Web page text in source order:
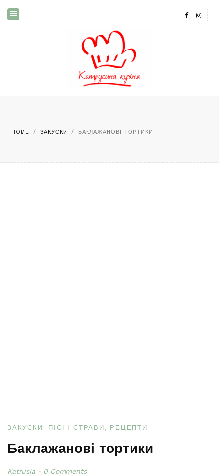
HOME / ЗАКУСКИ / БАКЛАЖАНОВІ ТОРТИКИ
ЗАКУСКИ ПІСНІ СТРАВИ РЕЦЕПТИ
Баклажанові тортики
Katrusia 0 Comments